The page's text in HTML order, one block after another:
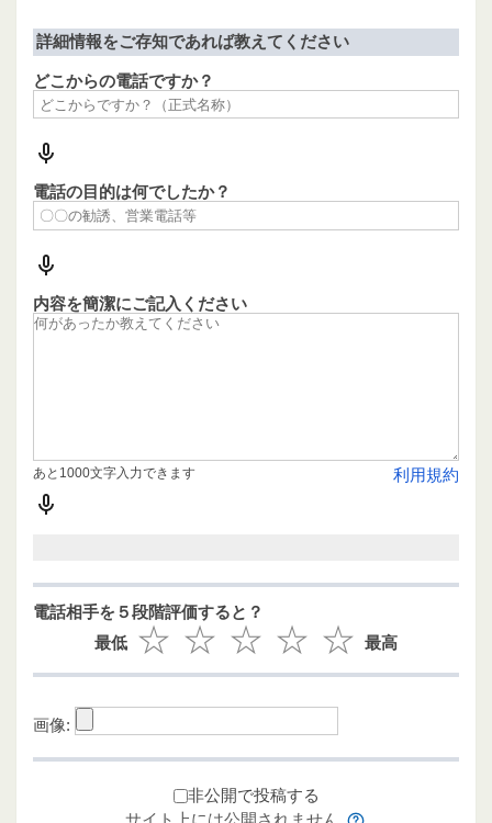
詳細情報をご存知であれば教えてください
どこからの電話ですか？
電話の目的は何でしたか？
内容を簡潔にご記入ください
利用規約
あと1000文字入力できます
電話相手を５段階評価すると？
最低
最高
画像:
非公開で投稿する
サイト上には公開されません